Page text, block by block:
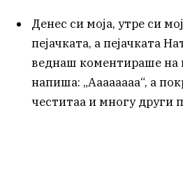
Денес си моја, утре си
пејачката, а пејачката
веднаш коментираше на
напиша: „Аааааааа“, а
честитаа и многу други